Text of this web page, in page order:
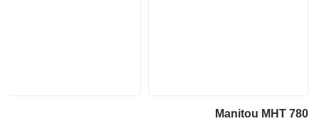
Manitou MHT 780